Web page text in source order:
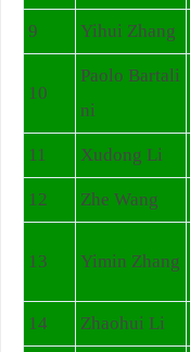
9 Yihui Zhang
10
Paolo Bartali
ni
11 Xudong Li
12 Zhe Wang
13 Yimin Zhang
14 Zhaohui Li